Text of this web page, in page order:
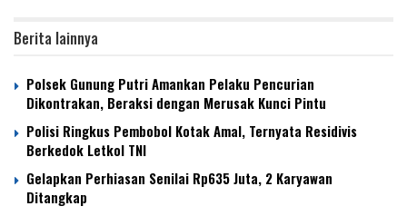
Berita lainnya
Polsek Gunung Putri Amankan Pelaku Pencurian
Dikontrakan, Beraksi dengan Merusak Kunci Pintu
Polisi Ringkus Pembobol Kotak Amal, Ternyata Residivis
Berkedok Letkol TNI
Gelapkan Perhiasan Senilai Rp635 Juta, 2 Karyawan
Ditangkap